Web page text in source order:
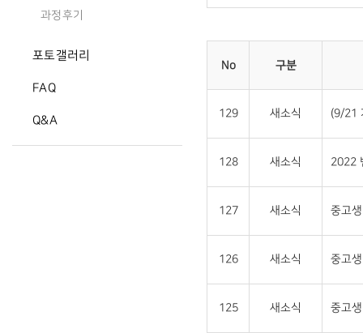
과정후기
포토갤러리
FAQ
Q&A
No 구분
129 새소식 (9/21
128 새소식 2022
127 새소식 중고
126 새소식 중고
125 새소식 중고